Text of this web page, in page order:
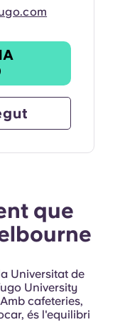
que
Universitat de
University
cafeteries,
és l'equilibri